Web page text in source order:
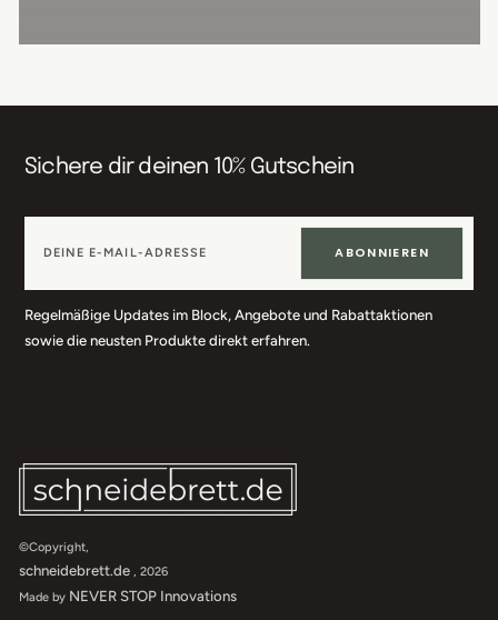
Sichere dir deinen 10% Gutschein
ABONNIEREN
Regelmäßige Updates im Block, Angebote und Rabattaktionen
sowie die neusten Produkte direkt erfahren.
©Copyright,
schneidebrett.de, 2026
Made by NEVER STOP Innovations